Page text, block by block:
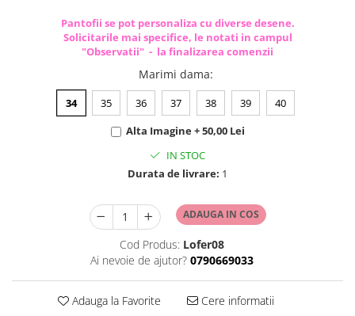
Pantofii se pot personaliza cu diverse desene.
Solicitarile mai specifice, le notati in campul
"Observatii" - la finalizarea comenzii
Marimi dama:
34 35 36 37 38 39
40
Alta Imagine + 50,00 Lei
IN STOC
Durata de livrare: 1
ADAUGA IN COS
Cod Produs: Lofer08
Ai nevoie de ajutor? 0790669033
Adauga la Favorite Cere informatii